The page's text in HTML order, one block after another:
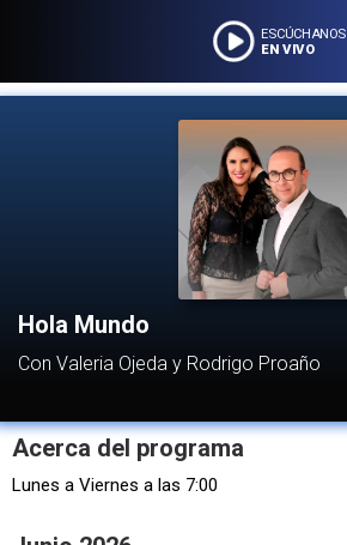
ESCÚCHANOS
EN VIVO
Hola Mundo
Con Valeria Ojeda y Rodrigo Proaño
Acerca del programa
Lunes a Viernes a las 7:00